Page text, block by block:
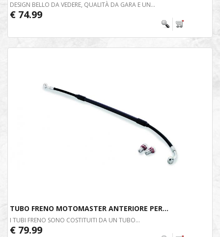
DESIGN BELLO DA VEDERE, QUALITÀ DA GARA E UN...
€ 74.99
TUBO FRENO MOTOMASTER ANTERIORE PER...
I TUBI FRENO SONO COSTITUITI DA UN TUBO...
€ 79.99